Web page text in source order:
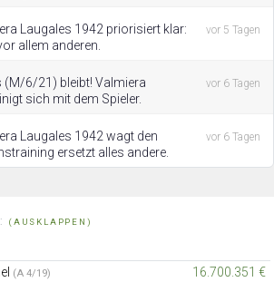
Laugales 1942 priorisiert klar:
allem anderen.
vor 5 Tagen
(M/6/21) bleibt! Valmiera
sich mit dem Spieler.
vor 6 Tagen
Laugales 1942 wagt den
ersetzt alles andere.
vor 6 Tagen
(AUSKLAPPEN)
(A 4/19)
16.700.351 €